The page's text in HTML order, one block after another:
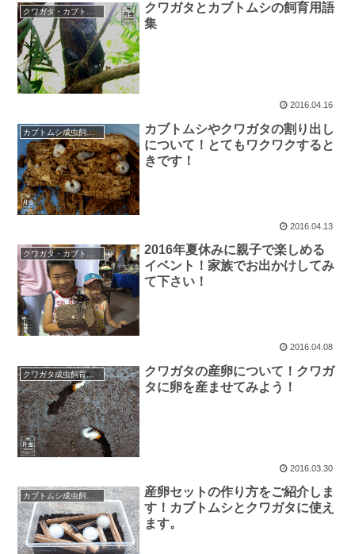
クワガタとカブトムシの飼育用語
集
2016.04.16
カブトムシ成虫飼育・産卵
カブトムシやクワガタの割り出し
について！とてもワクワクすると
きです！
2016.04.13
2016年夏休みに親子で楽しめる
イベント！家族でお出かけしてみ
て下さい！
2016.04.08
クワガタ成虫飼育・産卵
クワガタの産卵について！クワガ
タに卵を産ませてみよう！
2016.03.30
カブトムシ成虫飼育・産卵
産卵セットの作り方をご紹介しま
す！カブトムシとクワガタに使え
ます。